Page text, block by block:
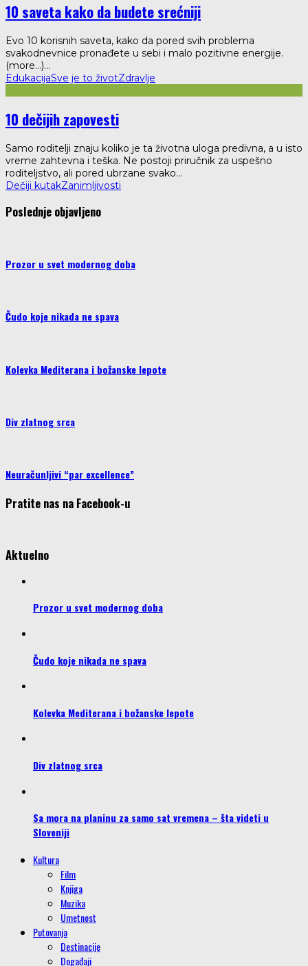
10 saveta kako da budete srećniji
Evo 10 korisnih saveta, kako da pored svih problema
svakodnevnice pronađete u sebi i malo pozitivne energije.
(more…)...
EdukacijaSve je to životZdravlje
10 dečijih zapovesti
Samo roditelji znaju koliko je ta životna uloga predivna, a u isto
vreme zahtevna i teška. Ne postoji priručnik za uspešno
roditeljstvo, ali pored ubrzane svako...
Dečiji kutakZanimljivosti
Poslednje objavljeno
Prozor u svet modernog doba
Čudo koje nikada ne spava
Kolevka Mediterana i božanske lepote
Div zlatnog srca
Neuračunljivi “par excellence”
Pratite nas na Facebook-u
Aktuelno
Prozor u svet modernog doba
Čudo koje nikada ne spava
Kolevka Mediterana i božanske lepote
Div zlatnog srca
Sa mora na planinu za samo sat vremena – šta videti u
Sloveniji
Kultura
Film
Knjiga
Muzika
Umetnost
Putovanja
Destinacije
Događaji